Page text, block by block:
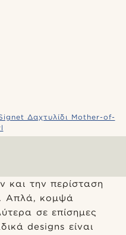
Δαχτυλίδι Mother-of-
και την περίσταση
Απλά, κομψά
σε επίσημες
designs είναι